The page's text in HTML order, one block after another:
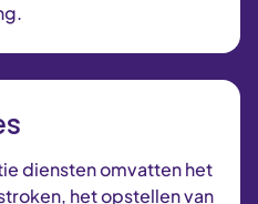
diensten omvatten het
het opstellen van